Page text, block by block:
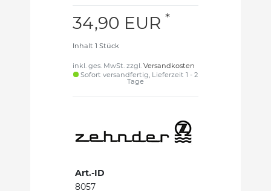
34,90 EUR *
Inhalt 1 Stück
inkl. ges. MwSt. zzgl. Versandkosten
Sofort versandfertig, Lieferzeit 1 - 2
Tage
Art.-ID
8057